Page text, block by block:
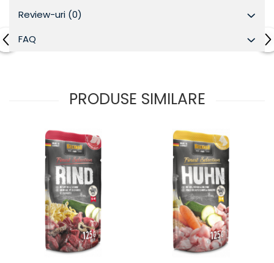
Review-uri (0)
FAQ
PRODUSE SIMILARE